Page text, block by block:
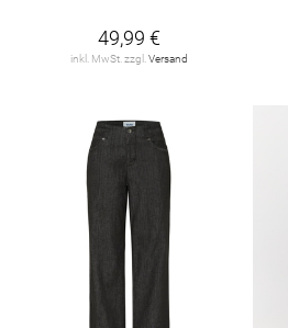
49,99 €
inkl. MwSt. zzgl. Versand